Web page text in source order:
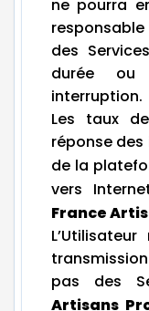
ne pourra
des
durée
interruption.
Les taux
réponse
de la
vers
France
pas des
Artisans